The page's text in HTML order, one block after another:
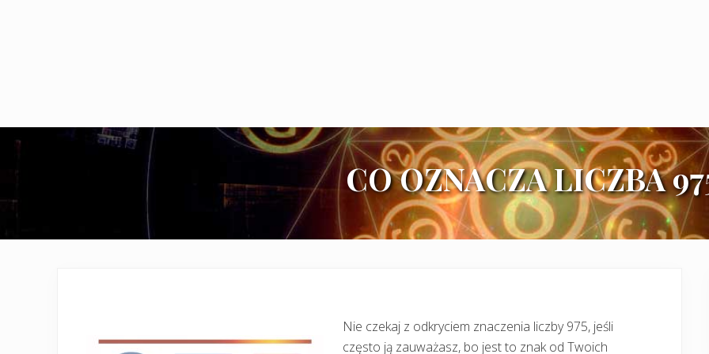
CO OZNACZA LICZBA
Nie czekaj z odkryciem znaczenia liczby 975, jeśli
często ją zauważasz, bo jest to znak od Twoich